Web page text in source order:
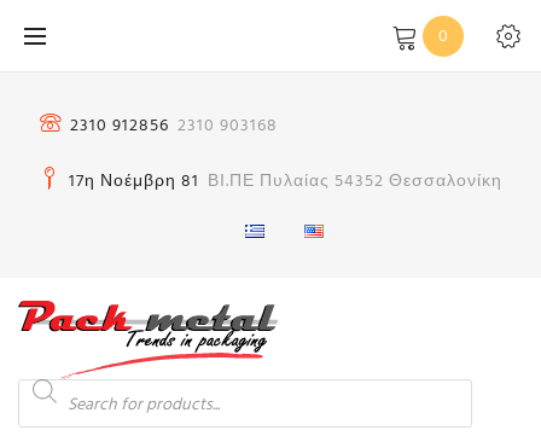
στο
0
2310 912856 2310 903168
17η Νοέμβρη 81 ΒΙ.ΠΕ Πυλαίας 54352 Θεσσαλονίκη
Products
search